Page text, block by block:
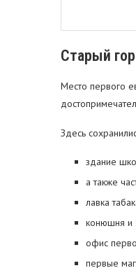
Старый
Место первого
Здесь
здание
а также
лавка
конюшня и
офис
первые